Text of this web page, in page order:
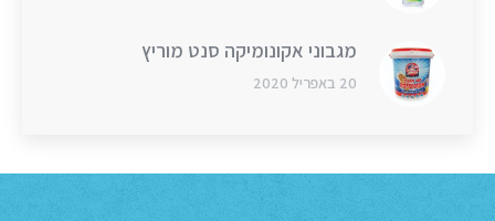
מגבוני אקונומיקה סנט מוריץ
20 באפריל 2020